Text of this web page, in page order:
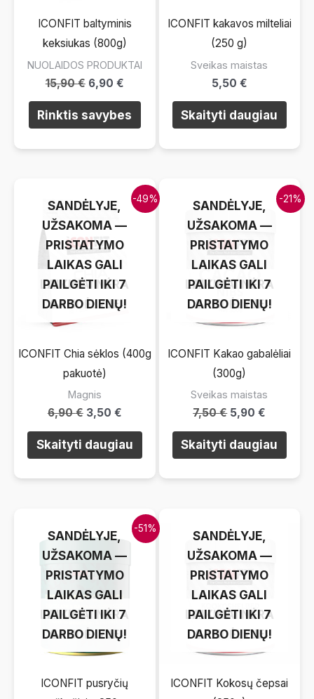
ICONFIT baltyminis
keksiukas (800g)
NUOLAIDOS PRODUKTAI
15,90€ 6,90 €
Rinktis savybes
Šis
produktas
variantus.
Pasirinkimus
puslapyje.
ICONFIT kakavos milteliai
(250 g)
Sveikas maistas
5,50 €
Skaityti daugiau
-49%
LAIKINAI NĖRA
SANDĖLYJE
SANDĖLYJE,
UŽSAKOMA —
PRISTATYMO
LAIKAS GALI
PAILGĖTI IKI 7
DARBO DIENŲ!
ICONFIT Chia sėklos (400g
pakuotė)
Magnis
6,90€ Original
was:
6,90 €.
3,50 €Current
is:
3,50 €.
Skaityti daugiau
-21%
LAIKINAI NĖRA
SANDĖLYJE
SANDĖLYJE,
UŽSAKOMA —
PRISTATYMO
LAIKAS GALI
PAILGĖTI IKI 7
DARBO DIENŲ!
ICONFIT Kakao gabalėliai
(300g)
Sveikas maistas
7,50€ Original
was:
7,50 €.
5,90€
is:
5,90 €.
Skaityti daugiau
-51%
LAIKINAI NĖRA
SANDĖLYJE
SANDĖLYJE,
UŽSAKOMA —
PRISTATYMO
LAIKAS GALI
PAILGĖTI IKI 7
DARBO DIENŲ!
ICONFIT pusryčių
LAIKINAI NĖRA
SANDĖLYJE
SANDĖLYJE,
UŽSAKOMA —
PRISTATYMO
LAIKAS GALI
PAILGĖTI IKI 7
DARBO DIENŲ!
ICONFIT Kokosų čepsai